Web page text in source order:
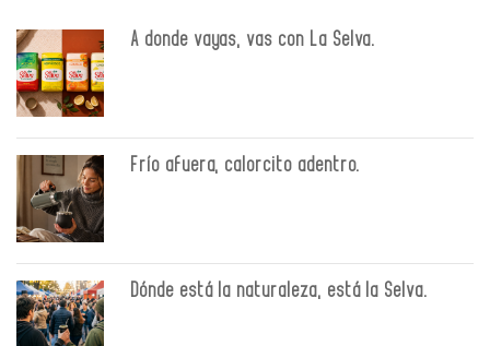
A donde vayas, vas con La Selva.
Frío afuera, calorcito adentro.
Dónde está la naturaleza, está la Selva.